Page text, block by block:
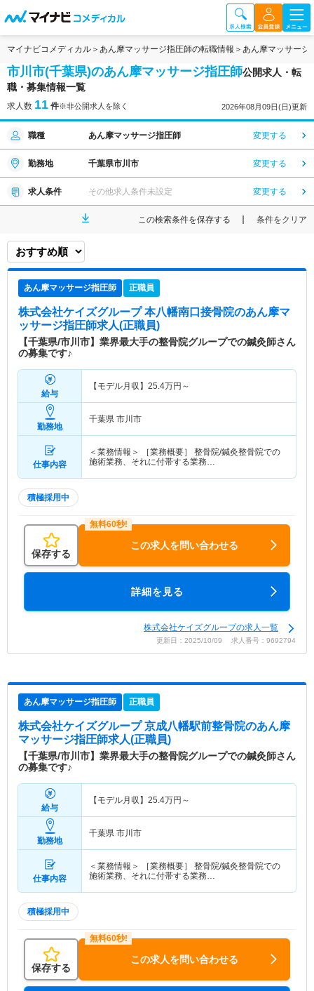
マイナビコメディカル あん摩マッサージ指圧師の転職情報 あん摩マッサージ
市川市(千葉県)のあん摩マッサージ指圧師公開求人・転
職・募集情報一覧
求人数 11 件※非公開求人を除く 2026年08月09日(日)更新
職種 あん摩マッサージ指圧師 変更する
勤務地 千葉県市川市 変更する
求人条件 その他求人条件未設定 変更する
この検索条件を保存する 条件をクリア
あん摩マッサージ指圧師 正職員
株式会社ケイズグループ 本八幡南口接骨院のあん摩マ
ッサージ指圧師求人(正職員)
【千葉県/市川市】業界最大手の整骨院グループでの鍼灸師さん
の募集です♪
給与
【モデル月収】 25.4万円～
勤務地
千葉県 市川市
仕事内容
＜業務情報＞ ［業務概要］ 整骨院/鍼灸整骨院での
施術業務、それに付帯する業務…
積極採用中
保存する
この求人を問い合わせる
詳細を見る
株式会社ケイズグループの求人一覧
更新日：2025/10/09 求人番号：9692794
あん摩マッサージ指圧師 正職員
株式会社ケイズグループ 京成八幡駅前整骨院のあん摩
マッサージ指圧師求人(正職員)
【千葉県/市川市】業界最大手の整骨院グループでの鍼灸師さん
の募集です♪
給与
【モデル月収】 25.4万円～
勤務地
千葉県 市川市
仕事内容
＜業務情報＞ ［業務概要］ 整骨院/鍼灸整骨院での
施術業務、それに付帯する業務…
積極採用中
保存する
この求人を問い合わせる